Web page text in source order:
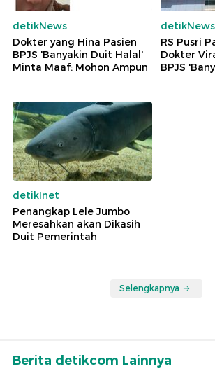
detikNews
Dokter yang Hina Pasien
BPJS 'Banyakin Duit Halal'
Minta Maaf: Mohon Ampun
detikNews
RS Pusri
Dokter
BPJS
detikInet
Penangkap Lele Jumbo
Meresahkan akan Dikasih
Duit Pemerintah
Selengkapnya
Berita detikcom Lainnya